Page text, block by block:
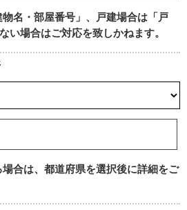
名・部屋番号」、戸建場合は「戸
い場合はご対応を致しかねます。
合は、都道府県を選択後に詳細をご